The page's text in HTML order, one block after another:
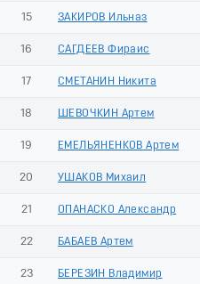
15 ЗАКИРОВ Ильназ
16 САГДЕЕВ Фираис
17 СМЕТАНИН Никита
18 ШЕВОЧКИН Артем
19 ЕМЕЛЬЯНЕНКОВ Артем
20 УШАКОВ Михаил
21 ОПАНАСКО Александр
22 БАБАЕВ Артем
23 БЕРЕЗИН Владимир